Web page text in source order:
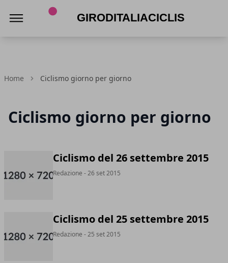
Home Ciclismo giorno per giorno
Ciclismo giorno per giorno
Ciclismo del 26 settembre 2015
Redazione - 26 set 2015
Ciclismo del 25 settembre 2015
Redazione - 25 set 2015